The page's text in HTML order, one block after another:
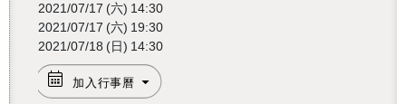
2021/07/17 (六) 14:30
2021/07/17 (六) 19:30
2021/07/18 (日) 14:30
加入行事曆